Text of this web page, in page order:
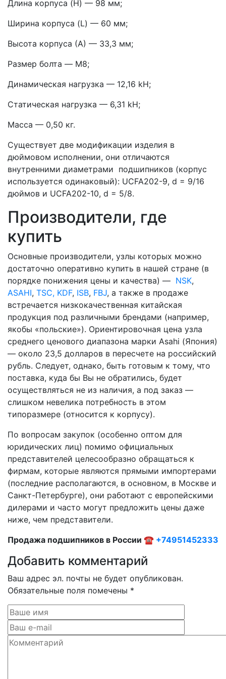
Длина корпуса (H) — 98 мм;
Ширина корпуса (L) — 60 мм;
Высота корпуса (А) — 33,3 мм;
Размер болта — M8;
Динамическая нагрузка — 12,16 kН;
Статическая нагрузка — 6,31 kН;
Масса — 0,50 кг.
Существует две модификации изделия в
дюймовом исполнении, они отличаются
внутренними диаметрами подшипников (корпус
используется одинаковый): UCFA202-9, d = 9/16
дюймов и UCFA202-10, d = 5/8.
Производители, где
купить
Основные производители, узлы которых можно
достаточно оперативно купить в нашей стране (в
порядке понижения цены и качества) — NSK,
ASAHI, TSC, KDF, ISB, FBJ, а также в продаже
встречается низкокачественная китайская
продукция под различными брендами (например,
якобы «польские»). Ориентировочная цена узла
среднего ценового диапазона марки Asahi (Япония)
— около 23,5 долларов в пересчете на российский
рубль. Следует, однако, быть готовым к тому, что
поставка, куда бы Вы не обратились, будет
осуществляться не из наличия, а под заказ —
слишком невелика потребность в этом
типоразмере (относится к корпусу).
По вопросам закупок (особенно оптом для
юридических лиц) помимо официальных
представителей целесообразно обращаться к
фирмам, которые являются прямыми импортерами
(последние располагаются, в основном, в Москве и
Санкт-Петербурге), они работают с европейскими
дилерами и часто могут предложить цены даже
ниже, чем представители.
Продажа подшипников в России ☎ +74951452333
Добавить комментарий
Ваш адрес эл. почты не будет опубликован.
Обязательные поля помечены *